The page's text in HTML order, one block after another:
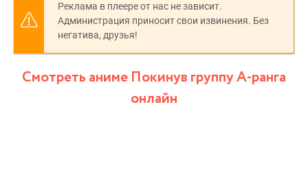
Реклама в плеере от нас не зависит.
Администрация приносит свои извинения. Без
негатива, друзья!
Смотреть аниме Покинув группу А-ранга
онлайн